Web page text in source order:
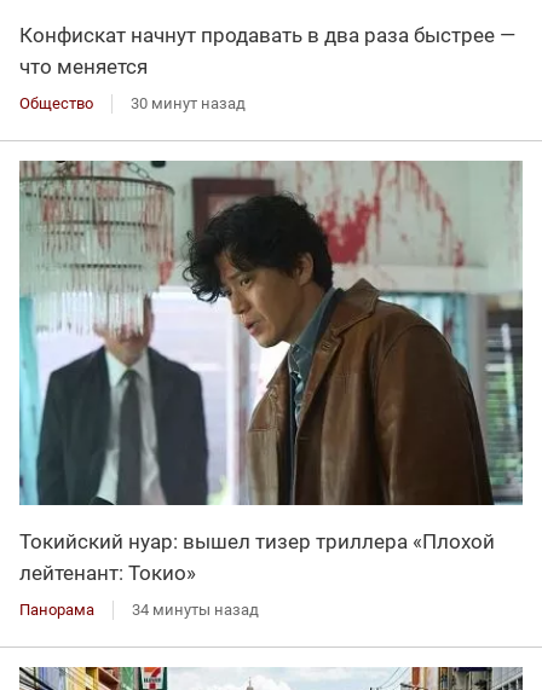
Конфискат начнут продавать в два раза быстрее —
что меняется
Общество 30 минут назад
Токийский нуар: вышел тизер триллера «Плохой
лейтенант: Токио»
Панорама 34 минуты назад